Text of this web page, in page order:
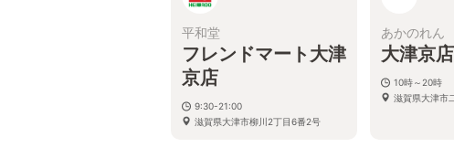
平和堂
フレンドマート大津
京店
9:30-21:00
滋賀県大津市柳川2丁目6番2号
あかのれん
大津京店
10時～20時
滋賀県大津市